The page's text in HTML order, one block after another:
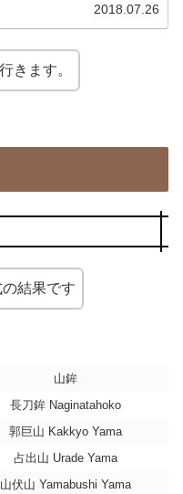
2018.07.26
きます。
結果です
山鉾
長刀鉾 Naginatahoko
郭巨山 Kakkyo Yama
占出山 Urade Yama
山伏山 Yamabushi Yama